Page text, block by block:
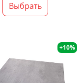
Выбрать
+10%